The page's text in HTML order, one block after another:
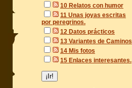
10 Relatos con humor
11 Unas joyas escritas
por peregrinos.
12 Datos prácticos
13 Variantes de Caminos
14 Mis fotos
15 Enlaces interesantes.